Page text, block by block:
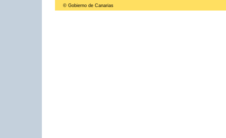
© Gobierno de Canarias